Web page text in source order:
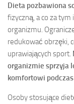
Dieta pozbawiona
fizyczną, a co za
organizmu.
redukować obrzęki,
uprawiających sport.
organizmie sprzyja
komfortowi
Osoby stosujące